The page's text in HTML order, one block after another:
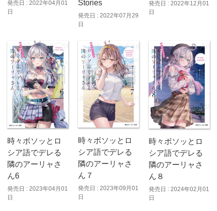
発売日 : 2022年04月01
日
Stories
発売日 : 2022年07月29
日
発売日 : 2022年12月01
日
時々ボソッとロ
シア語でデレる
隣のアーリャさ
ん6
発売日 : 2023年04月01
日
時々ボソッとロ
シア語でデレる
隣のアーリャさ
ん７
発売日 : 2023年09月01
日
時々ボソッとロ
シア語でデレる
隣のアーリャさ
ん８
発売日 : 2024年02月01
日